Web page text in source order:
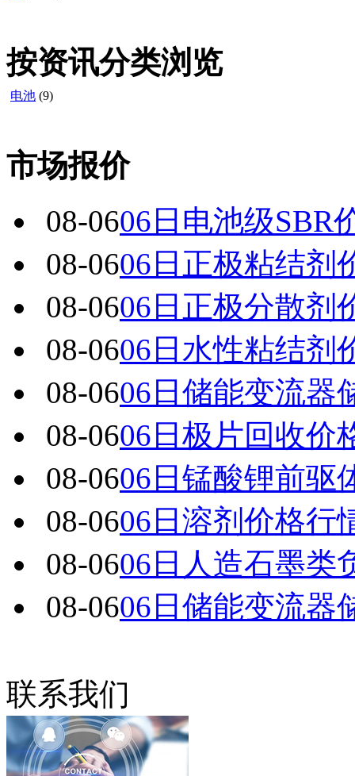
按资讯分类浏览
电池 (9)
市场报价
08-0606日电池级SBR
08-0606日正极粘结剂
08-0606日正极分散剂
08-0606日水性粘结剂
08-0606日储能变流器
08-0606日极片回收价
08-0606日锰酸锂前驱
08-0606日溶剂价格行
08-0606日人造石墨类
08-0606日储能变流器
联系我们